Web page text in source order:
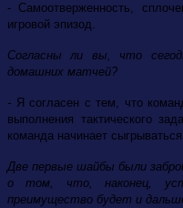
- Самоотверженность,
игровой эпизод.
Согласны ли вы, что
домашних матчей?
- Я согласен с тем, что
выполнения тактического
команда начинает
Две первые шайбы были
о том, что, наконец,
преимущество будет и